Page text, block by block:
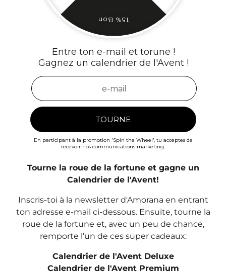
Tourne la roue de la fortune et gagne un
Calendrier de l'Avent!
Inscris-toi à la newsletter d'Amorana en entrant
ton adresse e-mail ci-dessous. Ensuite, tourne la
roue de la fortune et, avec un peu de chance,
remporte l’un de ces super cadeaux:
Calendrier de l'Avent Deluxe
Calendrier de l'Avent Premium